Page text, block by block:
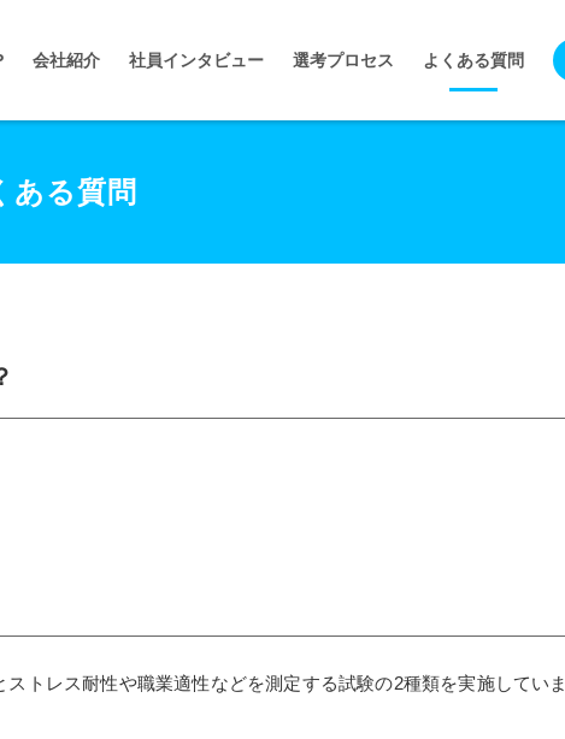
会社紹介 社員インタビュー 選考プロセス よくある質問
ある質問
トレス耐性や職業適性などを測定する試験の2種類を実施していま